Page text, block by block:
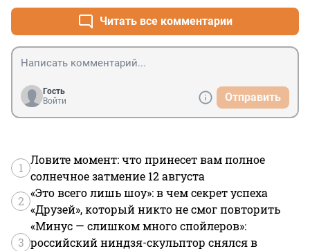
Читать все комментарии
Гость
Войти
Отправить
1
Ловите момент: что принесет вам полное
солнечное затмение 12 августа
2
«Это всего лишь шоу»: в чем секрет успеха
«Друзей», который никто не смог повторить
3
«Минус — слишком много спойлеров»:
российский ниндзя-скульптор снялся в